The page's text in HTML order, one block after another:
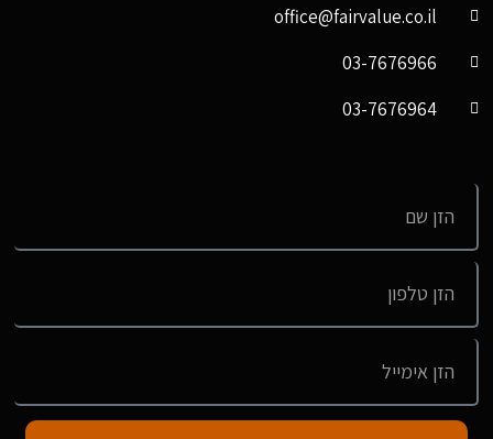
office@fairvalue.co.il
03-7676966
03-7676964